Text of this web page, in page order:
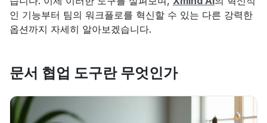
인 기능부터 팀의 워크플로를 혁신할 수 있는 다른 강력한
옵션까지 자세히 알아보겠습니다.
문서 협업 도구란 무엇인가